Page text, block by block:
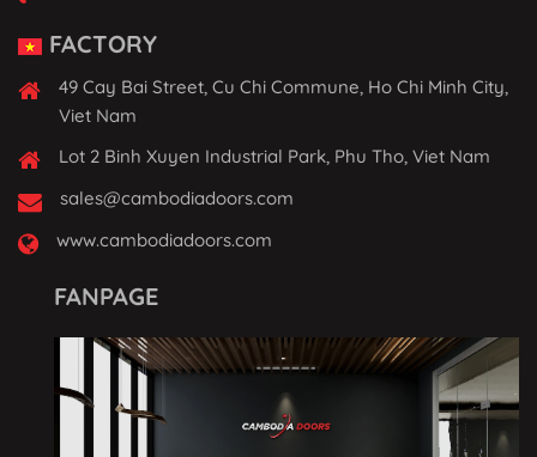
FACTORY
49 Cay Bai Street, Cu Chi Commune, Ho Chi Minh City,
Viet Nam
Lot 2 Binh Xuyen Industrial Park, Phu Tho, Viet Nam
sales@cambodiadoors.com
www.cambodiadoors.com
FANPAGE